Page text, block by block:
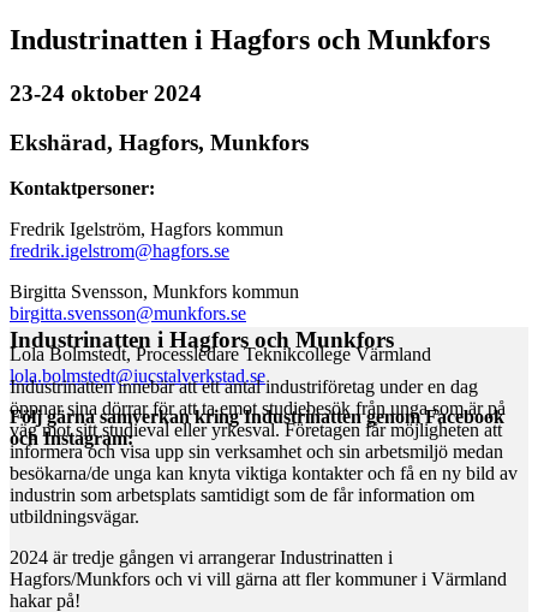
Industrinatten i Hagfors och Munkfors
23-24 oktober 2024
Ekshärad, Hagfors, Munkfors
Kontaktpersoner:
Fredrik Igelström, Hagfors kommun
fredrik.igelstrom@hagfors.se
Birgitta Svensson, Munkfors kommun
birgitta.svensson@munkfors.se
Lola Bolmstedt, Processledare Teknikcollege Värmland
lola.bolmstedt@iucstalverkstad.se
Följ gärna samverkan kring Industrinatten genom Facebook
och Instagram:
Industrinatten i Hagfors och Munkfors
Industrinatten innebär att ett antal industriföretag under en dag
öppnar sina dörrar för att ta emot studiebesök från unga som är på
väg mot sitt studieval eller yrkesval. Företagen får möjligheten att
informera och visa upp sin verksamhet och sin arbetsmiljö medan
besökarna/de unga kan knyta viktiga kontakter och få en ny bild av
industrin som arbetsplats samtidigt som de får information om
utbildningsvägar.
2024 är tredje gången vi arrangerar Industrinatten i
Hagfors/Munkfors och vi vill gärna att fler kommuner i Värmland
hakar på!